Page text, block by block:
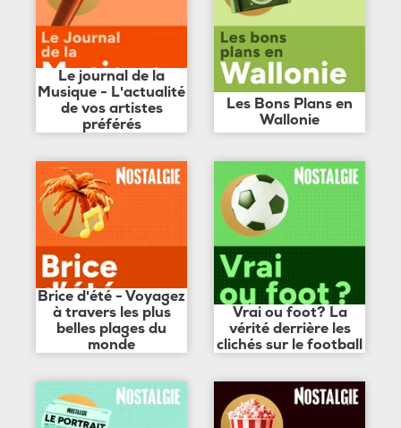
Le journal de la
Musique - L'actualité
de vos artistes
préférés
Les Bons Plans en
Wallonie
Brice d'été - Voyagez
à travers les plus
belles plages du
monde
Vrai ou foot? La
vérité derrière les
clichés sur le football